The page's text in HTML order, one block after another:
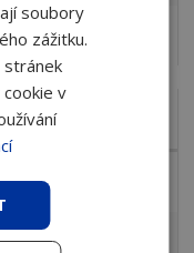
1 až 4
1250
2500
280
SLOVAK
soubory
zážitku.
stránek
v